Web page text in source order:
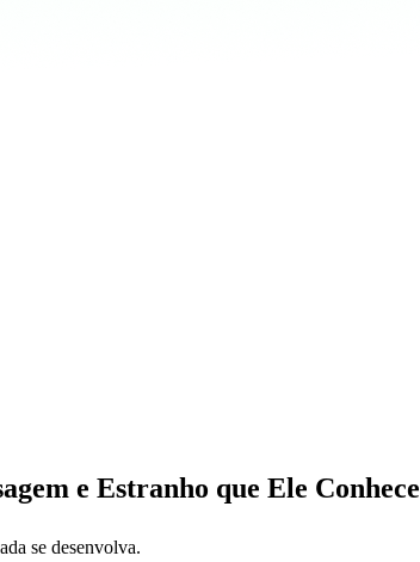
e Estranho que Ele Conhece
se desenvolva.